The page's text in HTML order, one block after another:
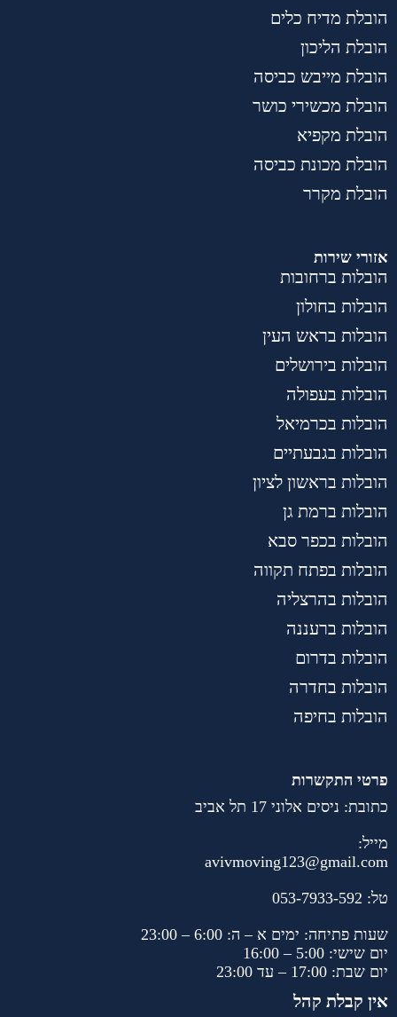
הובלת מדיח כלים
הובלת הליכון
הובלת מייבש כביסה
הובלת מכשירי כושר
הובלת מקפיא
הובלת מכונת כביסה
הובלת מקרר
אזורי שירות
הובלות ברחובות
הובלות בחולון
הובלות בראש העין
הובלות בירושלים
הובלות בעפולה
הובלות בכרמיאל
הובלות בגבעתיים
הובלות בראשון לציון
הובלות ברמת גן
הובלות בכפר סבא
הובלות בפתח תקווה
הובלות בהרצליה
הובלות ברעננה
הובלות בדרום
הובלות בחדרה
הובלות בחיפה
פרטי התקשרות
כתובת: ניסים אלוני 17 תל אביב
מייל:
avivmoving123@gmail.com
טל: 053-7933-592
שעות פתיחה: ימים א – ה: 6:00 – 23:00
יום שישי: 5:00 – 16:00
יום שבת: 17:00 – עד 23:00
אין קבלת קהל